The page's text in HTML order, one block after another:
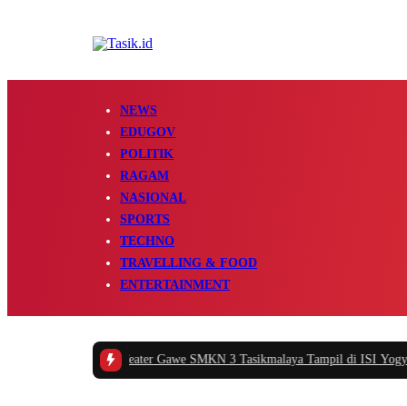
NEWS
EDUGOV
POLITIK
RAGAM
NASIONAL
SPORTS
TECHNO
TRAVELLING & FOOD
ENTERTAINMENT
Apreasiasi Teater Gawe SMKN 3 Tasikmalaya Tampil di ISI